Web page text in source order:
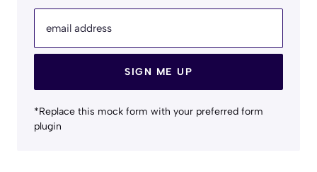
email address
SIGN ME UP
*Replace this mock form with your preferred form
plugin